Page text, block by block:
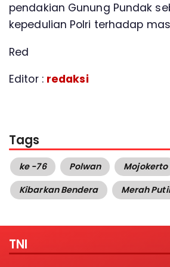
pendakian Gunung Pundak
kepedulian Polri terhadap
Red
Editor : redaksi
Tags
ke -76 Polwan
Mojokerto
Kibarkan Bendera
Merah
TNI